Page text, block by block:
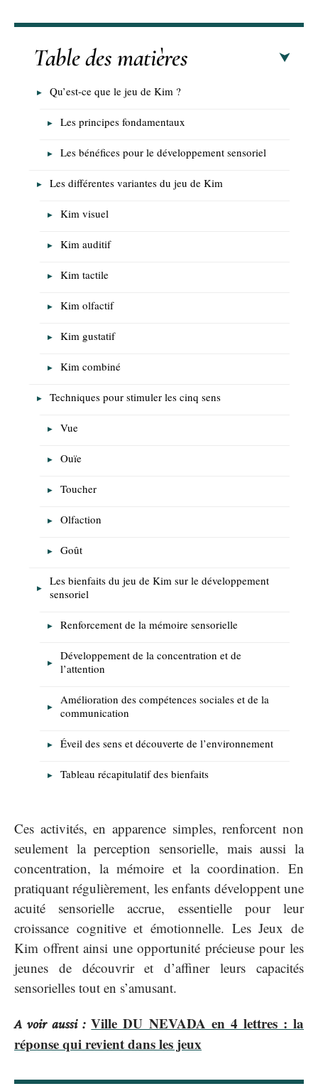
Table des matières
Qu’est-ce que le jeu de Kim ?
Les principes fondamentaux
Les bénéfices pour le développement sensoriel
Les différentes variantes du jeu de Kim
Kim visuel
Kim auditif
Kim tactile
Kim olfactif
Kim gustatif
Kim combiné
Techniques pour stimuler les cinq sens
Vue
Ouïe
Toucher
Olfaction
Goût
Les bienfaits du jeu de Kim sur le développement
sensoriel
Renforcement de la mémoire sensorielle
Développement de la concentration et de
l’attention
Amélioration des compétences sociales et de la
communication
Éveil des sens et découverte de l’environnement
Tableau récapitulatif des bienfaits
Ces activités, en apparence simples, renforcent non
seulement la perception sensorielle, mais aussi la
concentration, la mémoire et la coordination. En
pratiquant régulièrement, les enfants développent une
acuité sensorielle accrue, essentielle pour leur
croissance cognitive et émotionnelle. Les Jeux de
Kim offrent ainsi une opportunité précieuse pour les
jeunes de découvrir et d’affiner leurs capacités
sensorielles tout en s’amusant.
A voir aussi : Ville DU NEVADA en 4 lettres : la
réponse qui revient dans les jeux